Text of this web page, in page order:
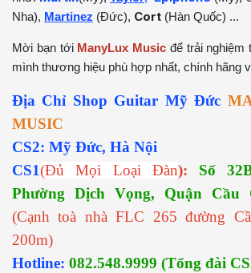
Nha), Martinez (Đức), Cort (Hàn Quốc) ...
Mời bạn tới ManyLux Music để trải nghiệm
mình thương hiệu phù hợp nhất, chính hãng
Địa Chỉ Shop Guitar Mỹ Đức
MUSIC
CS2: Mỹ Đức, Hà Nội
CS1(Đủ Mọi Loại Đàn):
Số
Phường Dịch Vọng, Quận Cầu
(Cạnh toà nhà FLC 265 đường
200m)
Hotline: 082.548.9999 (Tổng đài